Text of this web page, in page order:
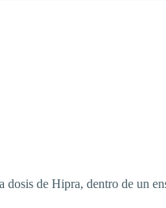
de Hipra, dentro de un